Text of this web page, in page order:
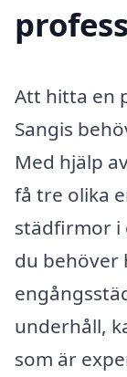
Att hitta en
Sangis
Med hjälp
få tre olika
städfirmor i
du behöver
underhåll,
som är